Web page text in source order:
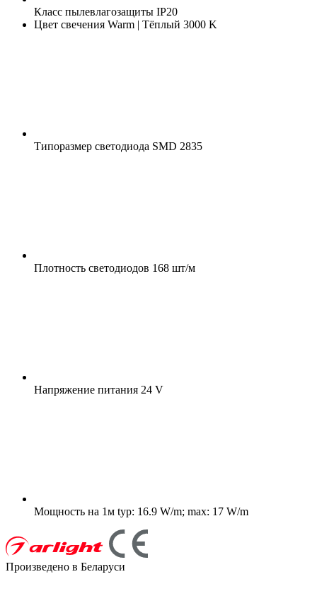
Класс пылевлагозащиты IP20
Цвет свечения Warm | Тёплый 3000 K
Типоразмер светодиода SMD 2835
Плотность светодиодов 168 шт/м
Напряжение питания 24 V
Мощность на 1м typ: 16.9 W/m; max: 17 W/m
Произведено в Беларуси